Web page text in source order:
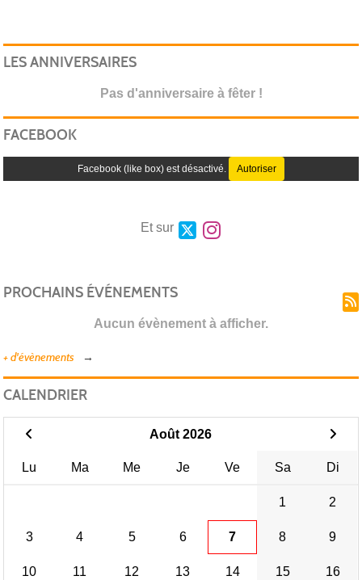
LES ANNIVERSAIRES
Pas d'anniversaire à fêter !
FACEBOOK
Facebook (like box) est désactivé. Autoriser
Et sur
PROCHAINS ÉVÉNEMENTS
Aucun évènement à afficher.
+ d'évènements
CALENDRIER
Août 2026
Lu Ma Me Je Ve Sa Di
1 2
3 4 5 6 7 8 9
10 11 12 13 14 15 16